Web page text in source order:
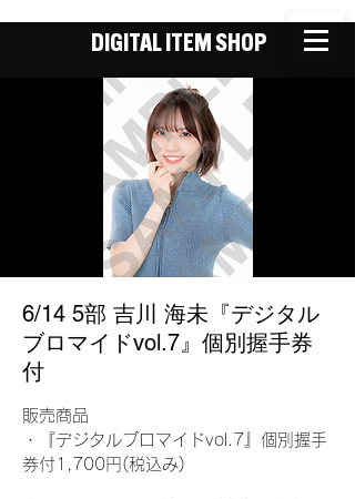
DIGITAL ITEM SHOP
6/14 5部 吉川 海未『デジタル
ブロマイドvol.7』個別握手券
付
販売商品
・『デジタルブロマイドvol.7』個別握手
券付1,700円(税込み)